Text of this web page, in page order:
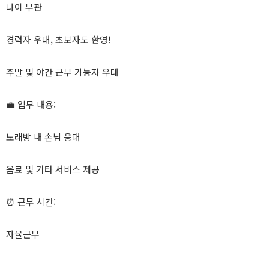
나이 무관
경력자 우대, 초보자도 환영!
주말 및 야간 근무 가능자 우대
💼 업무 내용:
노래방 내 손님 응대
음료 및 기타 서비스 제공
⏰ 근무 시간:
자율근무